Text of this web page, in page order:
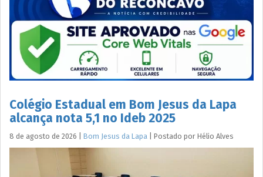
Colégio Estadual em Bom Jesus da Lapa
alcança nota 5,1 no Ideb 2025
8 de agosto de 2026 Bom Jesus da Lapa Postado por Hélio Alves